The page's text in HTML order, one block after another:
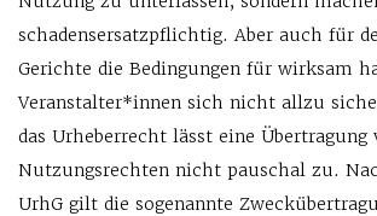
schadensersatzpflichtig. Aber auch für
Gerichte die Bedingungen für wirksam
Veranstalter*innen sich nicht allzu
das Urheberrecht lässt eine Übertragung
Nutzungsrechten nicht pauschal zu.
UrhG gilt die sogenannte